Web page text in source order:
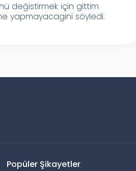
değistirmek için gittim
yapmayacagini söyledi.
Popüler Şikayetler